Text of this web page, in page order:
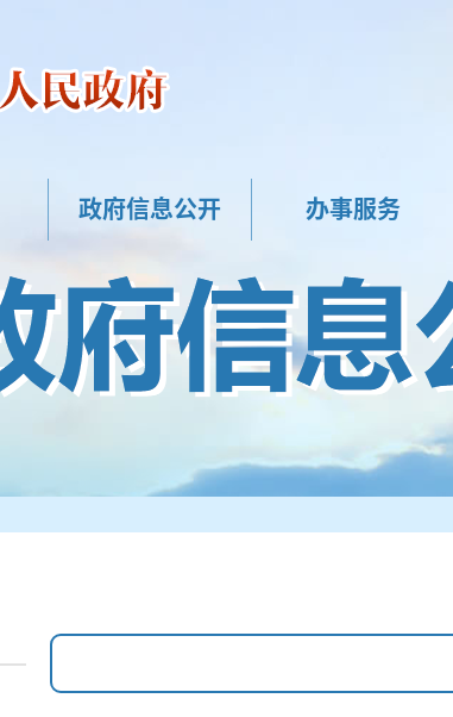
政府信息公开 办事服务